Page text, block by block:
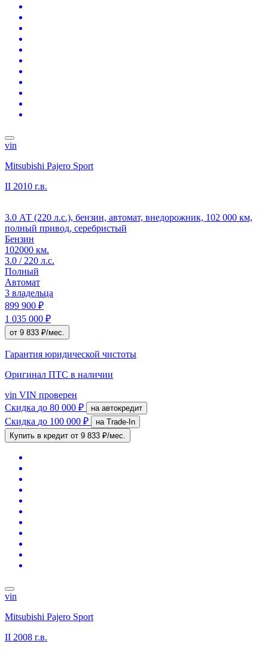
vin
Mitsubishi Pajero Sport
II 2010 г.в.
3.0 АТ (220 л.с.), бензин, автомат, внедорожник, 102 000 км,
полный привод, серебристый
Бензин
102000 км.
3.0 / 220 л.с.
Полный
Автомат
3 владельца
899 900 ₽
1 035 000 ₽
от 9 833 ₽/мес.
Гарантия юридической чистоты
Оригинал ПТС в наличии
vin VIN проверен
Скидка до 80 000 ₽ на автокредит
Скидка до 100 000 ₽
на Trade-In
Купить в кредит от 9 833 ₽/мес.
vin
Mitsubishi Pajero Sport
II 2008 г.в.